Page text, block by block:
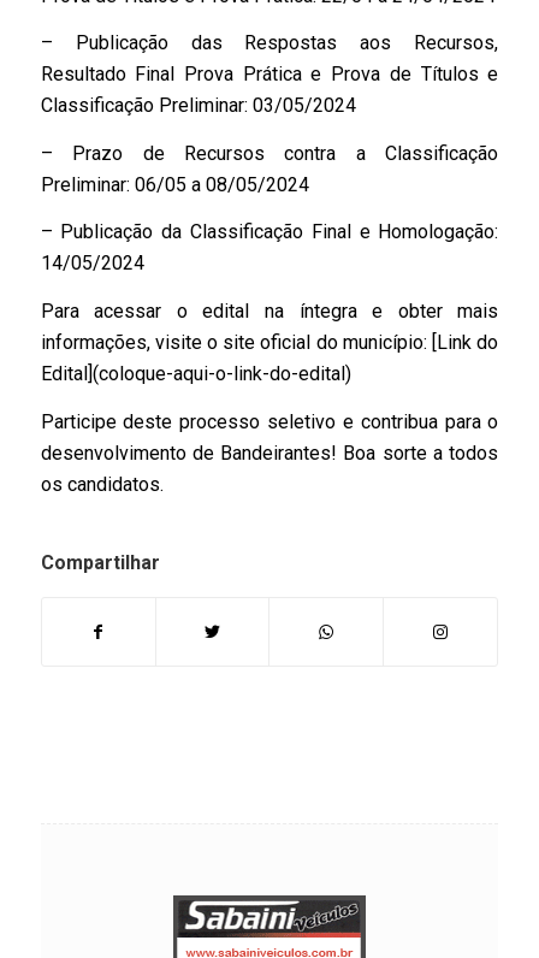
– Publicação das Respostas aos Recursos,
Resultado Final Prova Prática e Prova de Títulos e
Classificação Preliminar: 03/05/2024
– Prazo de Recursos contra a Classificação
Preliminar: 06/05 a 08/05/2024
– Publicação da Classificação Final e Homologação:
14/05/2024
Para acessar o edital na íntegra e obter mais
informações, visite o site oficial do município: [Link do
Edital](coloque-aqui-o-link-do-edital)
Participe deste processo seletivo e contribua para o
desenvolvimento de Bandeirantes! Boa sorte a todos
os candidatos.
Compartilhar